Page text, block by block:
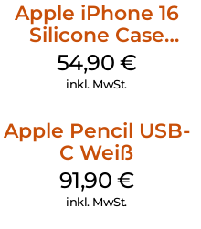
Apple iPhone 16
Silicone Case
MagSafe Lake
Green
54,90 €
inkl. MwSt.
Apple Pencil USB-
C Weiß
91,90 €
inkl. MwSt.